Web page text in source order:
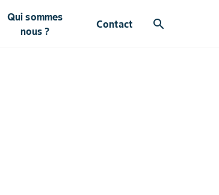
Qui sommes
nous ?
Contact search